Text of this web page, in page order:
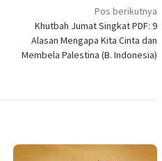
Pos berikutnya
Khutbah Jumat Singkat PDF: 9
Alasan Mengapa Kita Cinta dan
Membela Palestina (B. Indonesia)